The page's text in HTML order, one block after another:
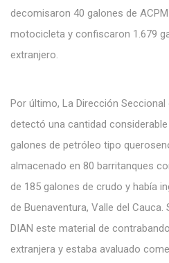
decomisaron 40 galones de
motocicleta y confiscaron 1.679
extranjero.
Por último, La Dirección Seccional
detectó una cantidad
galones de petróleo tipo
almacenado en 80 barritanques
de 185 galones de crudo y había
de Buenaventura, Valle del
DIAN este material de
extranjera y estaba avaluado